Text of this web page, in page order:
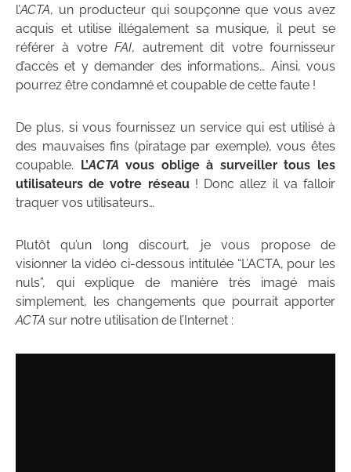
l’ACTA, un producteur qui soupçonne que vous avez
acquis et utilise illégalement sa musique, il peut se
référer à votreFAI, autrement dit votre fournisseur
d’accès et y demander des informations… Ainsi, vous
pourrez être condamné et coupable de cette faute !
De plus, si vous fournissez un service qui est utilisé à
des mauvaises fins (piratage par exemple), vous êtes
coupable.
L’ACTA vous oblige à surveiller tous les
utilisateurs de votre réseau! Donc allez il va falloir
traquer vos utilisateurs…
Plutôt qu’un long discourt, je vous propose de
visionner la vidéo ci-dessous intitulée “L’ACTA, pour les
nuls”, qui explique de manière très imagé mais
simplement, les changements que pourrait apporter
ACTA sur notre utilisation de l’Internet :